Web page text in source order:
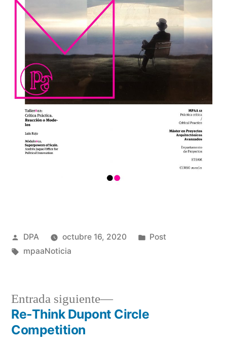
Publicado
por
DPA octubre 16, 2020
Publicado
Post
Etiquetas:
mpaaNoticia
Navegación
Entrada siguiente
Entrada
siguiente:
Re-Think Dupont Circle
Competition